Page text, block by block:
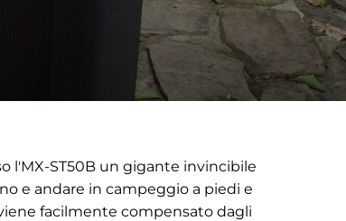
l'MX-ST50B un gigante invincibile
e andare in campeggio a piedi e
facilmente compensato dagli